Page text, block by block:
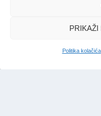
PRIKAŽI
Politika kolačića